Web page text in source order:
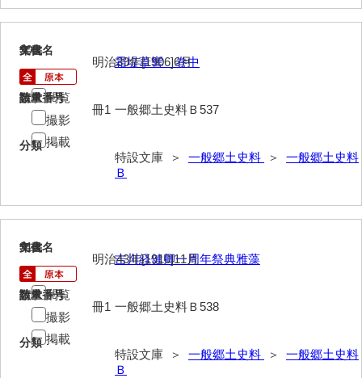
909
文書名
霜堤葦響 巻中
請求番号
一般郷土史料Ｂ537
分類
特設文庫 ＞ 一般郷土史料 ＞ 一般郷土史料
Ｂ
年代
明治39年[1906]6月
数量
冊1
閲覧
撮影
掲載
910
文書名
吉川経健卿一周年祭典雅藻
請求番号
一般郷土史料Ｂ538
分類
特設文庫 ＞ 一般郷土史料 ＞ 一般郷土史料
Ｂ
年代
明治43年[1910]11月
数量
冊1
閲覧
撮影
掲載